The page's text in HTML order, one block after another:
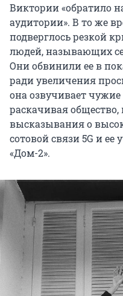
Виктории «обратило
аудитории». В то же
подверглось резкой
людей, называющих
Они обвинили ее в
ради увеличения
она озвучивает
раскачивая
высказывания о
сотовой связи 5G и ее
«Дом-2».